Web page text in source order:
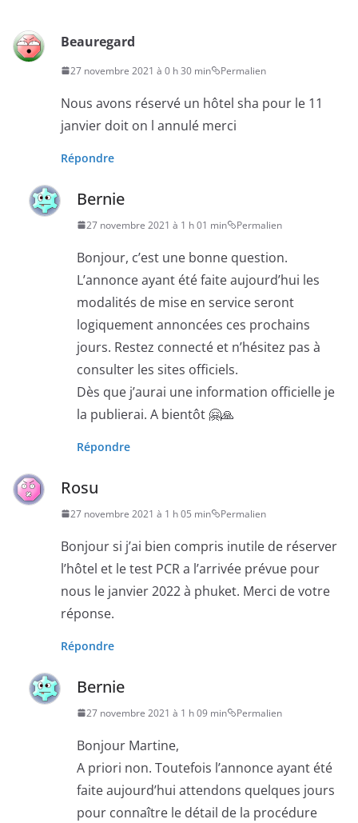
Beauregard
27 novembre 2021 à 0 h 30 min Permalien
Nous avons réservé un hôtel sha pour le 11
janvier doit on l annulé merci
Répondre
Bernie
27 novembre 2021 à 1 h 01 min Permalien
Bonjour, c’est une bonne question.
L’annonce ayant été faite aujourd’hui les
modalités de mise en service seront
logiquement annoncées ces prochains
jours. Restez connecté et n’hésitez pas à
consulter les sites officiels.
Dès que j’aurai une information officielle je
la publierai. A bientôt 🤗🙏
Répondre
Rosu
27 novembre 2021 à 1 h 05 min Permalien
Bonjour si j’ai bien compris inutile de réserver
l’hôtel et le test PCR a l’arrivée prévue pour
nous le janvier 2022 à phuket. Merci de votre
réponse.
Répondre
Bernie
27 novembre 2021 à 1 h 09 min Permalien
Bonjour Martine,
A priori non. Toutefois l’annonce ayant été
faite aujourd’hui attendons quelques jours
pour connaître le détail de la procédure